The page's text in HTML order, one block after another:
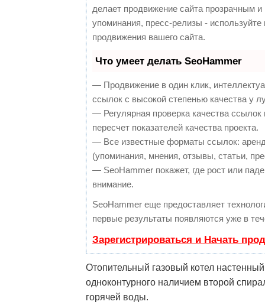
делает продвижение сайта прозрачным
упоминания, пресс-релизы -
продвижения вашего сайта.
Что умеет делать SeoHammer
— Продвижение в один клик,
ссылок с высокой степенью качества у
— Регулярная проверка качества
пересчет показателей качества проекта.
— Все известные форматы ссылок:
(упоминания, мнения, отзывы, статьи,
— SeoHammer покажет, где рост или
внимание.
SeoHammer еще предоставляет
первые результаты появляются уже в
Зарегистрироваться и Начать
Отопительный газовый котел
одноконтурного наличием второй
горячей воды.